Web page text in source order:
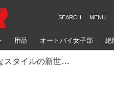
用品 オートバイ女子部 絶
シンプルなスタイルの新世代クルーザー「BOLT」 2017モデルでフランジレスタンクと新色を採用 YAMAHA BOLT ABS/BOLT Rスペック ABS